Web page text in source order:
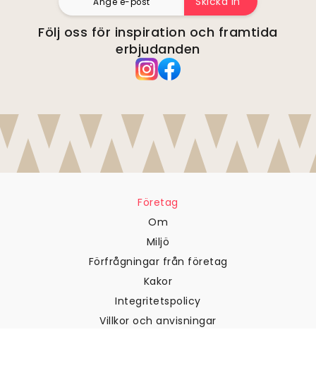
Följ oss för inspiration och framtida
erbjudanden
Företag
Om
Miljö
Förfrågningar från företag
Kakor
Integritetspolicy
Villkor och anvisningar